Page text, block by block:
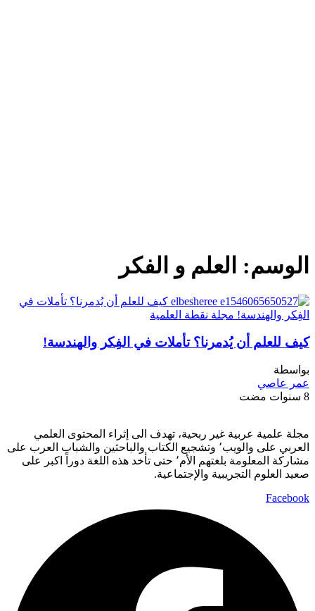
الوسم: العلم و الفكر
كيف للعلم أن يُدمرنا؟ تأملات في الفِكر والهندسة!
بواسطة
عمر عاصي
8 سنوات مضت
مجلة علمية عربية غير ربحية، تهدف الى إثراء المحتوى العلمي
العربي على والويب٬ وتشجيع الكتاب والباحثين والشباب العرب على
مشاركة المعلومة بلغتهم الأم٬ حتى تأخد هذه اللغة دوراً اكبر على
صعيد العلوم التجريبية والإجتماعية.
Facebook